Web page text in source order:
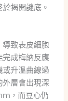
揭開謎底。
導致表皮細胞
完成梅納反應
或升溫曲線過
外層會出現深
，而豆心仍